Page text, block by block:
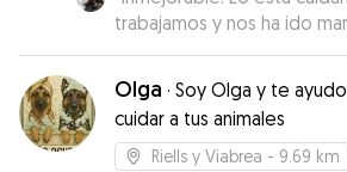
trabajamos y nos ha ido
perra es un amor y para lo
nuestro se han adaptado
ningún problema con
atenta. Incluso se hizo
bruto y lo llevó al
Olga · Soy Olga y te
cuidar a tus animales
Riells y Viabrea - 9.69 km